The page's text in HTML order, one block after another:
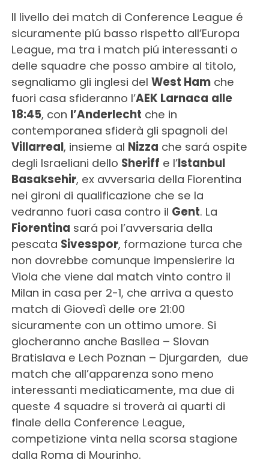
Il livello dei match di Conference League é
sicuramente piú basso rispetto all’Europa
League, ma tra i match piú interessanti o
delle squadre che posso ambire al titolo,
segnaliamo gli inglesi del West Hamche
fuori casa sfideranno l’AEK Larnaca alle
18:45, con l’Anderlecht che in
contemporanea sfiderà gli spagnoli del
Villarreal, insieme al Nizza che sará ospite
degli Israeliani dello Sheriff e l’Istanbul
Basaksehir, ex avversaria della Fiorentina
nei gironi di qualificazione che se la
vedranno fuori casa contro il Gent. La
Fiorentina sará poi l’avversaria della
pescata Sivesspor, formazione turca che
non dovrebbe comunque impensierire la
Viola che viene dal match vinto contro il
Milan in casa per 2-1, che arriva a questo
match di Giovedì delle ore 21:00
sicuramente con un ottimo umore. Si
giocheranno anche Basilea – Slovan
Bratislava e Lech Poznan – Djurgarden, due
match che all’apparenza sono meno
interessanti mediaticamente, ma due di
queste 4 squadre si troverà ai quarti di
finale della Conference League,
competizione vinta nella scorsa stagione
dalla Roma di Mourinho.